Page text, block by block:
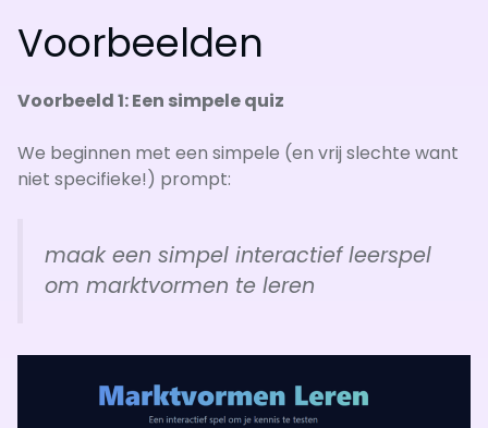
Voorbeelden
Voorbeeld 1: Een simpele quiz
We beginnen met een simpele (en vrij slechte want
niet specifieke!) prompt:
maak een simpel interactief leerspel
om marktvormen te leren